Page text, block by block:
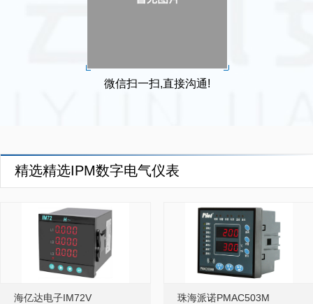
微信扫一扫,直接沟通!
精选精选IPM数字电气仪表
海亿达电子IM72V 珠海派诺PMAC503M